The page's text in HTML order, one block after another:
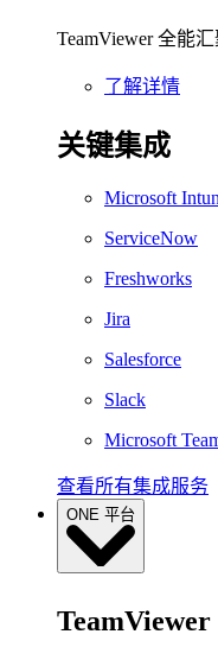
TeamViewer 全能
了解详情
关键集成
Microsoft
ServiceNow
Freshworks
Jira
Salesforce
Slack
Microsoft
查看所有集成服务
ONE 平台